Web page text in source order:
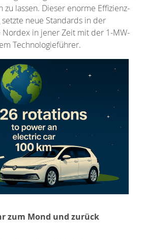
lassen. Dieser enorme Effizienz-
neue Standards in der
Nordex in jener Zeit mit der 1-MW-
Technologieführer.
zum Mond und zurück